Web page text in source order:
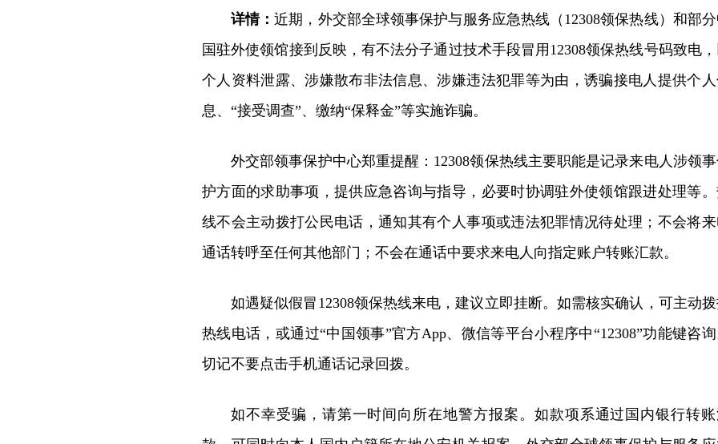
详情：近期，外交部全球领事保护与服务应急热线（12308领保热线）和部分
国驻外使领馆接到反映，有不法分子通过技术手段冒用12308领保热线号码致电
个人资料泄露、涉嫌散布非法信息、涉嫌违法犯罪等为由，诱骗接电人提供个
息、“接受调查”、缴纳“保释金”等实施诈骗。
外交部领事保护中心郑重提醒：12308领保热线主要职能是记录来电人涉领
护方面的求助事项，提供应急咨询与指导，必要时协调驻外使领馆跟进处理等
线不会主动拨打公民电话，通知其有个人事项或违法犯罪情况待处理；不会将
通话转呼至任何其他部门；不会在通话中要求来电人向指定账户转账汇款。
如遇疑似假冒12308领保热线来电，建议立即挂断。如需核实确认，可主动
热线电话，或通过“中国领事”官方App、微信等平台小程序中“12308”功能键咨询
切记不要点击手机通话记录回拨。
如不幸受骗，请第一时间向所在地警方报案。如款项系通过国内银行转账